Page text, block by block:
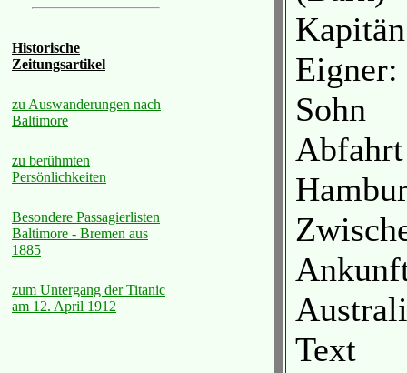
Historische
Zeitungsartikel
zu Auswanderungen nach
Baltimore
zu berühmten
Persönlichkeiten
Besondere Passagierlisten
Baltimore - Bremen aus
1885
zum Untergang der Titanic
am 12. April 1912
Sohn
Text